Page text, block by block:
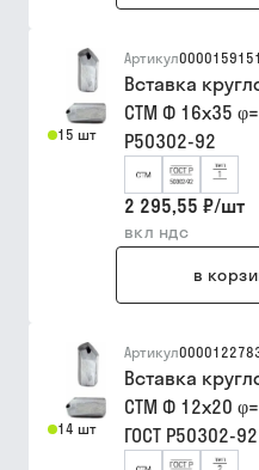
15 шт
Артикул
Вставка
СТМ Ф 16х35
Р50302-92
2 295,55 ₽/шт
вкл ндс
в
14 шт
Артикул
Вставка
СТМ Ф 12х20
ГОСТ Р50302-92